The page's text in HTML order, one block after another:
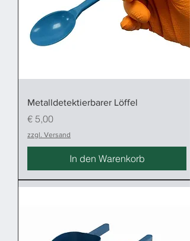
Metalldetektierbarer Löffel
Preis
€ 5,00
zzgl. Versand
In den Warenkorb